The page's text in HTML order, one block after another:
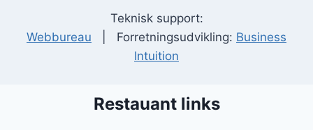
Teknisk support:
Webbureau | Forretningsudvikling: Business
Intuition
Restauant links